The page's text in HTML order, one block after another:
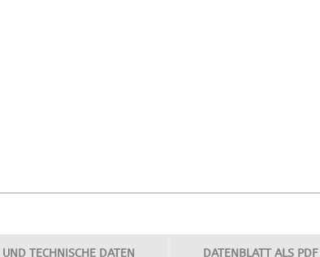
TECHNISCHE DATEN DATENBLATT ALS